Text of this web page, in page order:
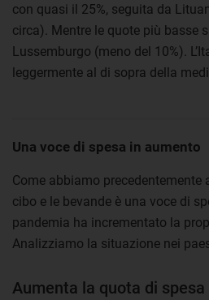
con quasi il 25%, seguita da
circa). Mentre le quote più basse
Lussemburgo (meno del 10%).
leggermente al di sopra della
Una voce di spesa in aumento
Come abbiamo precedentemente
cibo e le bevande è una voce di
pandemia ha incrementato la
Analizziamo la situazione nei
Aumenta la quota di